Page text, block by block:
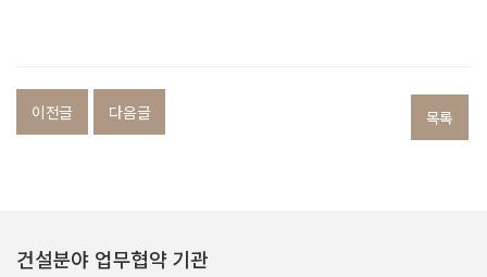
이전글 다음글 목록
건설분야 업무협약 기관